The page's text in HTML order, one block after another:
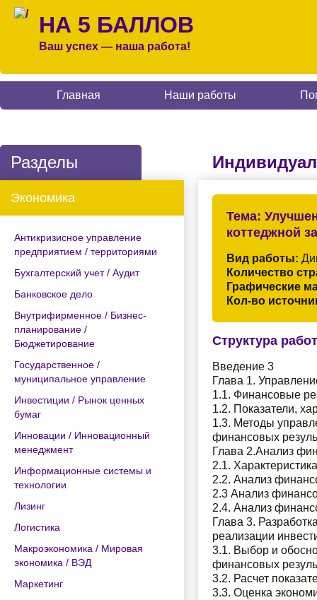
НА 5 БАЛЛОВ
Ваш успех — наша работа!
Главная Наши работы
Разделы
Экономика
Антикризисное управление
предприятием / территориями
Бухгалтерский учет / Аудит
Банковское дело
Внутрифирменное / Бизнес-
планирование /
Бюджетирование
Государственное /
муниципальное управление
Инвестиции / Рынок ценных
бумаг
Инновации / Инновационный
менеджмент
Информационные системы и
технологии
Лизинг
Логистика
Макроэкономика / Мировая
экономика / ВЭД
Маркетинг
Тема:
коттеджной
Вид работы:
Количество
Графические
Кол-во
Структура
Введение 3
Глава 1.
1.1. Финансовые
1.2. Показатели,
1.3. Методы
финансовых
Глава 2.Анализ
2.1.
2.2. Анализ
2.3 Анализ
2.4. Анализ
Глава 3.
реализации
3.1. Выбор и
финансовых
3.2. Расчет
3.3. Оценка